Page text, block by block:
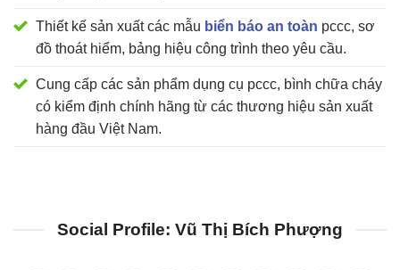
Thiết kế sản xuất các mẫu biển báo an toàn pccc, sơ
đồ thoát hiểm, bảng hiệu công trình theo yêu cầu.
Cung cấp các sản phẩm dụng cụ pccc, bình chữa cháy
có kiểm định chính hãng từ các thương hiệu sản xuất
hàng đầu Việt Nam.
Social Profile: Vũ Thị Bích Phượng